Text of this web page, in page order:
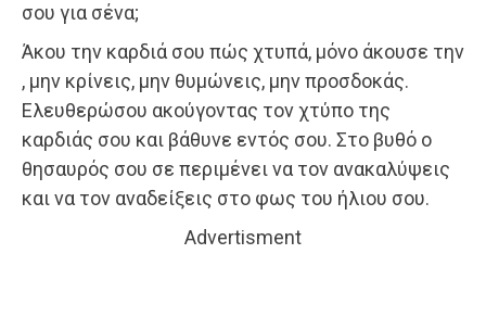
σου για σένα;
Άκου την καρδιά σου πώς χτυπά, μόνο άκουσε την
, μην κρίνεις, μην θυμώνεις, μην προσδοκάς.
Ελευθερώσου ακούγοντας τον χτύπο της
καρδιάς σου και βάθυνε εντός σου. Στο βυθό ο
θησαυρός σου σε περιμένει να τον ανακαλύψεις
και να τον αναδείξεις στο φως του ήλιου σου.
Advertisment